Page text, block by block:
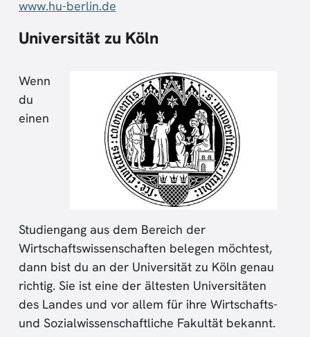
www.hu-berlin.de
Universität zu Köln
Wenn
du
einen
Studiengang aus dem Bereich der
Wirtschaftswissenschaften belegen möchtest,
dann bist du an der Universität zu Köln genau
richtig. Sie ist eine der ältesten Universitäten
des Landes und vor allem für ihre Wirtschafts-
und Sozialwissenschaftliche Fakultät bekannt.